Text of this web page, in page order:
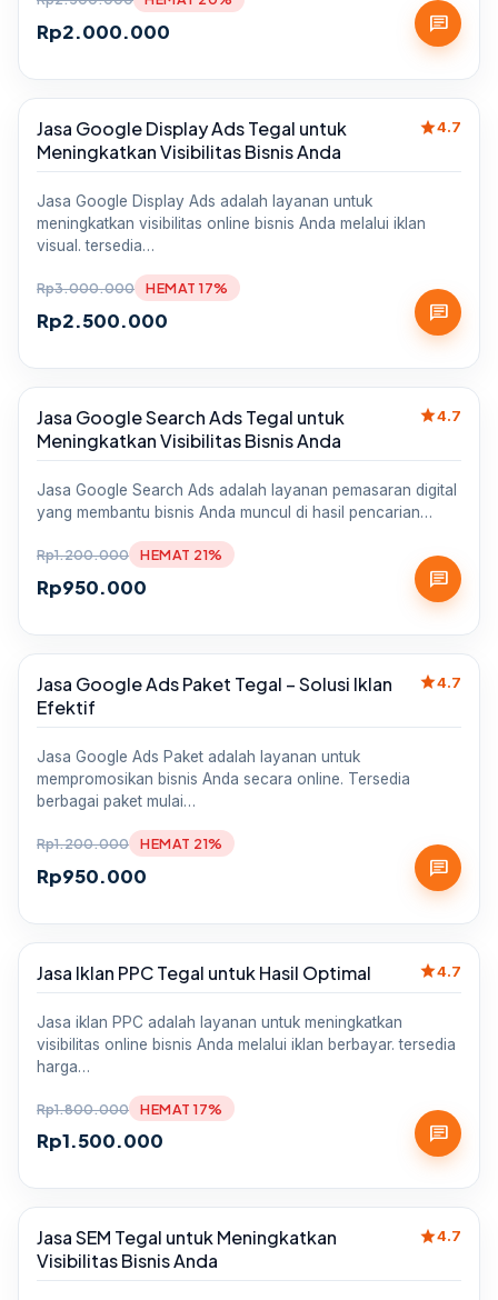
Rp2.000.000 chat
Sale
Jasa Google Display Ads Tegal untuk
Meningkatkan Visibilitas Bisnis Anda
star4.7
Jasa Google Display Ads adalah layanan untuk
meningkatkan visibilitas online bisnis Anda melalui iklan
visual. tersedia…
Rp3.000.000
Rp2.500.000
HEMAT 17%
chat
Sale
Jasa Google Search Ads Tegal untuk
Meningkatkan Visibilitas Bisnis Anda
star4.7
Jasa Google Search Ads adalah layanan pemasaran digital
yang membantu bisnis Anda muncul di hasil pencarian…
Rp1.200.000
Rp950.000
HEMAT 21%
chat
Sale
Jasa Google Ads Paket Tegal – Solusi Iklan
Efektif
star4.7
Jasa Google Ads Paket adalah layanan untuk
mempromosikan bisnis Anda secara online. Tersedia
berbagai paket mulai…
Rp1.200.000
Rp950.000
HEMAT 21%
chat
Sale
Jasa Iklan PPC Tegal untuk Hasil Optimal star4.7
Jasa iklan PPC adalah layanan untuk meningkatkan
visibilitas online bisnis Anda melalui iklan berbayar. tersedia
harga…
Rp1.800.000
Rp1.500.000
HEMAT 17%
chat
Sale
Jasa SEM Tegal untuk Meningkatkan
Visibilitas Bisnis Anda
star4.7